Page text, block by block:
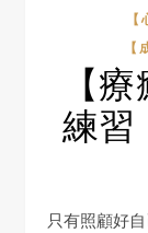
【
練習
只有照顧好自己的內心你才會知道自己真正想要的是什